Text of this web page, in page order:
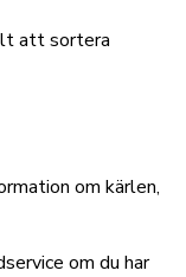
att sortera
om kärlen,
om du har